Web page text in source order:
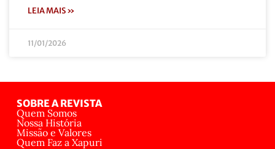
LEIA MAIS »
11/01/2026
SOBRE A REVISTA
Quem Somos
Nossa História
Missão e Valores
Quem Faz a Xapuri